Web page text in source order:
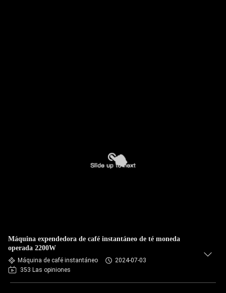
Máquina expendedora de café instantáneo de té moneda
operada 2200W
Máquina de café instantáneo
2024-07-03
353 Las opiniones